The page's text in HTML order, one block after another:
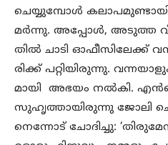
ചെയ്യുമ്പോൾ
മർന്നു. അപ്പോൾ, അടുത്ത
തിൽ ചാടി ഓഫീസിലേക്ക്
രിക്ക് പറ്റിയിരുന്നു.
മായി അഭയം നൽകി.
സുഹൃത്തായിരുന്നു ജോലി
നെന്നോട് ചോദിച്ചു: